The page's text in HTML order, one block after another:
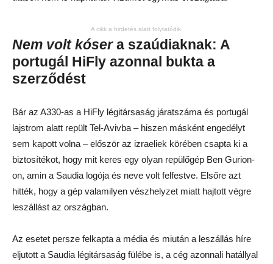
A cikk a hirdetés alatt folytatódik.
Nem volt kósera szaúdiaknak: A
portugál HiFly azonnal bukta a
szerződést
Bár az A330-as a HiFly légitársaság járatszáma és portugál
lajstrom alatt repült Tel-Avivba – hiszen másként engedélyt
sem kapott volna – először az izraeliek körében csapta ki a
biztosítékot, hogy mit keres egy olyan repülőgép Ben Gurion-
on, amin a Saudia logója és neve volt felfestve. Elsőre azt
hitték, hogy a gép valamilyen vészhelyzet miatt hajtott végre
leszállást az országban.
Az esetet persze felkapta a média és miután a leszállás híre
eljutott a Saudia légitársaság fülébe is, a cég azonnali hatállyal